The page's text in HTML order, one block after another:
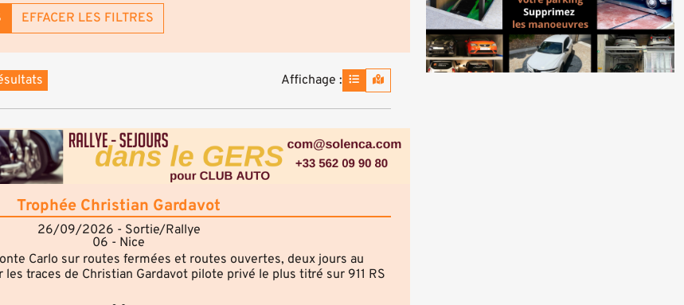
EFFACER LES FILTRES
Affichage :
Trophée Christian Gardavot
26/09/2026 - Sortie/Rallye
06 - Nice
Carlo sur routes fermées et routes ouvertes, deux jours au
traces de Christian Gardavot pilote privé le plus titré sur 911 RS